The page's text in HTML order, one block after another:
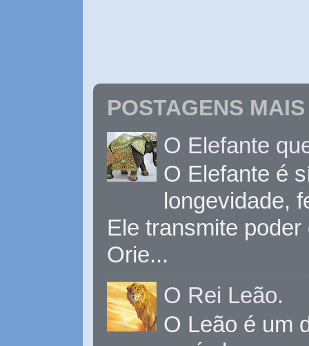
POSTAGENS
O Elefante
O Elefante é
longevidade,
Ele transmite
Orie...
O Rei Leão.
O Leão é um